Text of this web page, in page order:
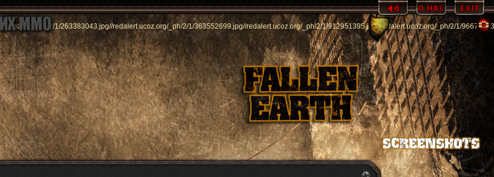
_ph/2/1/263383043.jpg//redalert.ucoz.org/_ph/2/1/363552699.jpg//redalert.ucoz.org/_ph/2/1/912951395.jpg//redalert.ucoz.org/_ph/2/1/